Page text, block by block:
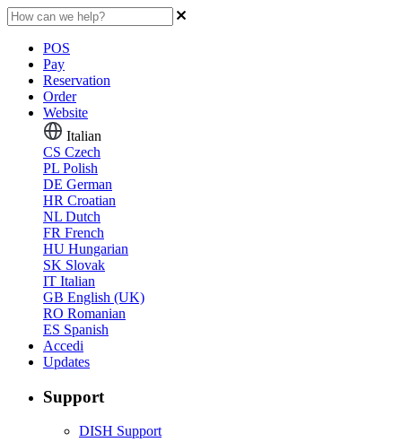
POS
Pay
Reservation
Order
Website
Italian
CS Czech
PL Polish
DE German
HR Croatian
NL Dutch
FR French
HU Hungarian
SK Slovak
IT Italian
GB English (UK)
RO Romanian
ES Spanish
Accedi
Updates
Support
DISH Support